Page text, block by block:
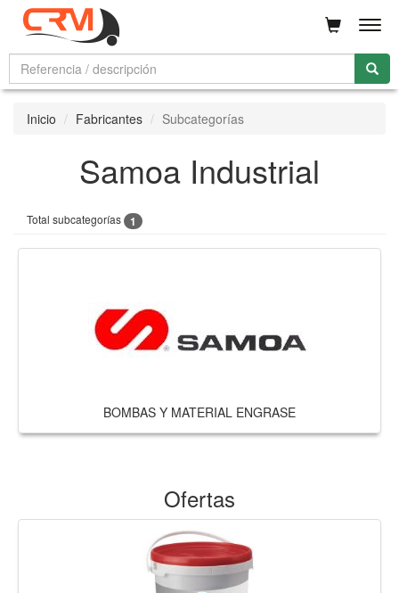
Inicio Fabricantes Subcategorías
Samoa Industrial
Total subcategorías 1
BOMBAS Y MATERIAL ENGRASE
Ofertas